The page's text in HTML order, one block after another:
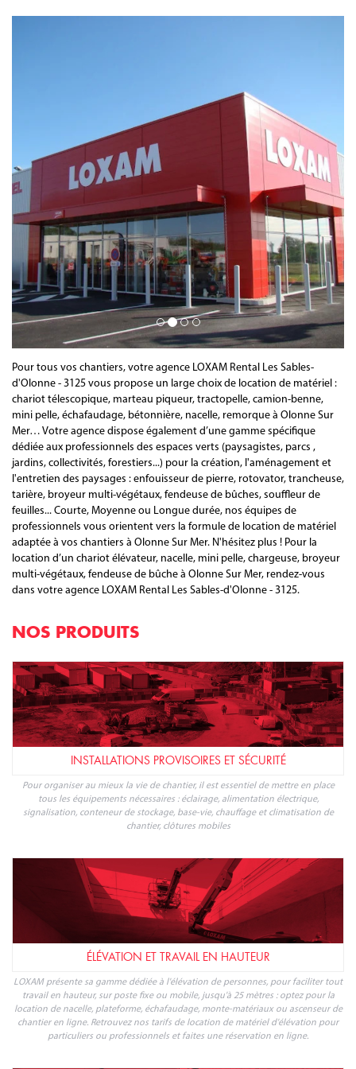
Pour tous vos chantiers, votre agence LOXAM Rental Les Sables-
d'Olonne - 3125 vous propose un large choix de location de matériel :
chariot télescopique, marteau piqueur, tractopelle, camion-benne,
mini pelle, échafaudage, bétonnière, nacelle, remorque à Olonne Sur
Mer… Votre agence dispose également d’une gamme spécifique
dédiée aux professionnels des espaces verts (paysagistes, parcs ,
jardins, collectivités, forestiers...) pour la création, l'aménagement et
l'entretien des paysages : enfouisseur de pierre, rotovator, trancheuse,
tarière, broyeur multi-végétaux, fendeuse de bûches, souffleur de
feuilles... Courte, Moyenne ou Longue durée, nos équipes de
professionnels vous orientent vers la formule de location de matériel
adaptée à vos chantiers à Olonne Sur Mer. N'hésitez plus ! Pour la
location d’un chariot élévateur, nacelle, mini pelle, chargeuse, broyeur
multi-végétaux, fendeuse de bûche à Olonne Sur Mer, rendez-vous
dans votre agence LOXAM Rental Les Sables-d'Olonne - 3125.
NOS PRODUITS
INSTALLATIONS PROVISOIRES ET SÉCURITÉ
Pour organiser au mieux la vie de chantier, il est essentiel de mettre en place
tous les équipements nécessaires : éclairage, alimentation électrique,
signalisation, conteneur de stockage, base-vie, chauffage et climatisation de
chantier, clôtures mobiles
ÉLÉVATION ET TRAVAIL EN HAUTEUR
LOXAM présente sa gamme dédiée à l'élévation de personnes, pour faciliter tout
travail en hauteur, sur poste fixe ou mobile, jusqu'à 25 mètres : optez pour la
location de nacelle, plateforme, échafaudage, monte-matériaux ou ascenseur de
chantier en ligne. Retrouvez nos tarifs de location de matériel d'élévation pour
particuliers ou professionnels et faites une réservation en ligne.